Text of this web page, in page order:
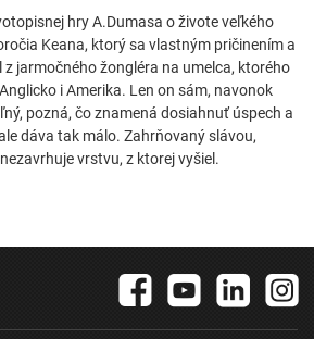
hry A.Dumasa o živote veľkého
Keana, ktorý sa vlastným pričinením a
jarmočného žongléra na umelca, ktorého
i Amerika. Len on sám, navonok
pozná, čo znamená dosiahnuť úspech a
dáva tak málo. Zahrňovaný slávou,
vrstvu, z ktorej vyšiel.